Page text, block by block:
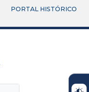
PORTAL HISTÓRICO